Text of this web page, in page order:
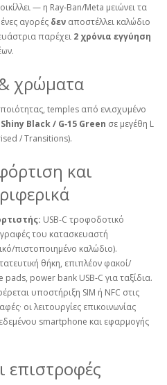
— η Ray‑Ban/Meta μειώνει τα
αγορές δεν αποστέλλει καλώδιο
παρέχει 2 χρόνια εγγύηση
χρώματα
temples από ενισχυμένο
Shiny Black / G‑15 Green σε μεγέθη L
/ Transitions).
και
USB‑C τροφοδοτικό
του κατασκευαστή
πιστοποιημένο καλώδιο).
θήκη, επιπλέον φακοί/
pads, power bank USB‑C για ταξίδια.
υποστήριξη SIM ή NFC στις
οι λειτουργίες επικοινωνίας
smartphone και εφαρμογής
επιστροφές